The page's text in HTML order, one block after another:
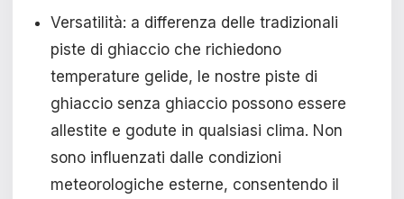
Versatilità: a differenza delle tradizionali
piste di ghiaccio che richiedono
temperature gelide, le nostre piste di
ghiaccio senza ghiaccio possono essere
allestite e godute in qualsiasi clima. Non
sono influenzati dalle condizioni
meteorologiche esterne, consentendo il